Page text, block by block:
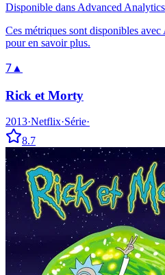
Disponible dans Advanced Analytics
Ces métriques sont disponibles
pour en savoir plus.
7 ▲
Rick et Morty
2013·Netflix·Série·
8.7